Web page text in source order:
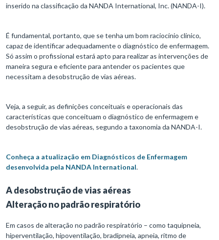
inserido na classificação da NANDA International, Inc. (NANDA-I).
É fundamental, portanto, que se tenha um bom raciocínio clínico,
capaz de identificar adequadamente o diagnóstico de enfermagem.
Só assim o profissional estará apto para realizar as intervenções de
maneira segura e eficiente para antender os pacientes que
necessitam a desobstrução de vias aéreas.
Veja, a seguir, as definições conceituais e operacionais das
características que conceituam o diagnóstico de enfermagem e
desobstrução de vias aéreas, segundo a taxonomia da NANDA-I.
Conheça a atualização em Diagnósticos de Enfermagem
desenvolvida pela NANDA International.
A desobstrução de vias aéreas
Alteração no padrão respiratório
Em casos de alteração no padrão respiratório – como taquipneia,
hiperventilação, hipoventilação, bradipneia, apneia, ritmo de